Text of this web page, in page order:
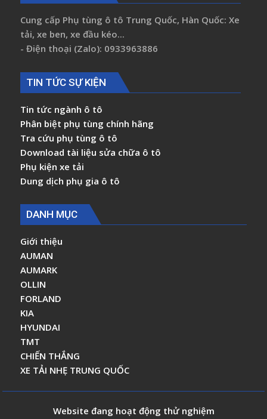
Cung cấp Phụ tùng ô tô Trung Quốc, Hàn Quốc: Xe
tải, xe ben, xe đầu kéo...
- Điện thoại (Zalo): 0933963886
TIN TỨC SỰ KIỆN
Tin tức ngành ô tô
Phân biệt phụ tùng chính hãng
Tra cứu phụ tùng ô tô
Download tài liệu sửa chữa ô tô
Phụ kiện xe tải
Dung dịch phụ gia ô tô
DANH MỤC
Giới thiệu
AUMAN
AUMARK
OLLIN
FORLAND
KIA
HYUNDAI
TMT
CHIẾN THẮNG
XE TẢI NHẸ TRUNG QUỐC
Website đang hoạt động thử nghiệm